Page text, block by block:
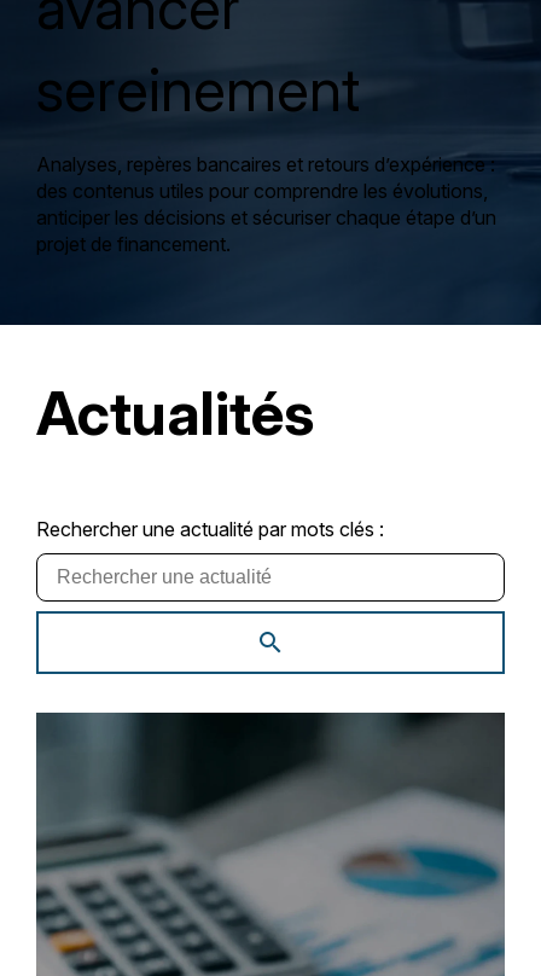
sereinement
Analyses, repères bancaires et retours d’expérience :
des contenus utiles pour comprendre les évolutions,
anticiper les décisions et sécuriser chaque étape d’un
projet de financement.
Actualités
Rechercher une actualité par mots clés :